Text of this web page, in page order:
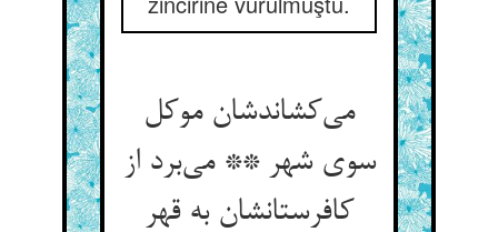
می‌کشاندشان موکل
سوی شهر ** می‌برد از
کافرستانشان به قهر